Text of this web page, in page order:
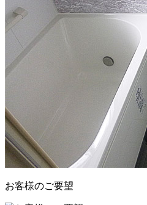
お客様のご要望